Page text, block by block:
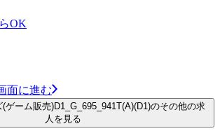
OK
面に進む
ゲーム販売)D1_G_695_941T(A)(D1)のその他の求
人を見る